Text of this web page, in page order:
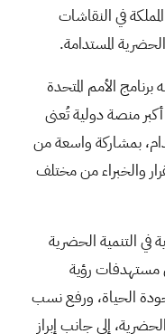
في النقاشات
المستدامة.
الأمم المتحدة
منصة دولية تُعنى
بمشاركة واسعة من
والخبراء من مختلف
في التنمية الحضرية
مستهدفات رؤية
في جودة الحياة، ورفع نسب
إلى جانب إبراز